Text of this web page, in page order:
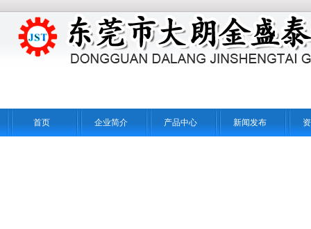
首页 企业简介 产品中心 新闻发布